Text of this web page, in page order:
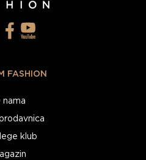
FASHION
nama
klub